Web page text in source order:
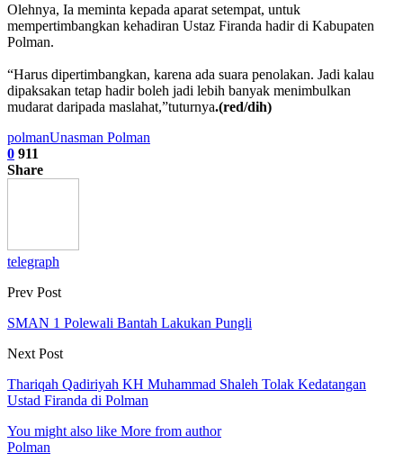
Olehnya, Ia meminta kepada aparat setempat, untuk
mempertimbangkan kehadiran Ustaz Firanda hadir di Kabupaten
Polman.
“Harus dipertimbangkan, karena ada suara penolakan. Jadi kalau
dipaksakan tetap hadir boleh jadi lebih banyak menimbulkan
mudarat daripada maslahat,”tuturnya.(red/dih)
polmanUnasman Polman
0 911
Share
telegraph
Prev Post
SMAN 1 Polewali Bantah Lakukan Pungli
Next Post
Thariqah Qadiriyah KH Muhammad Shaleh Tolak Kedatangan
Ustad Firanda di Polman
You might also like More from author
Polman